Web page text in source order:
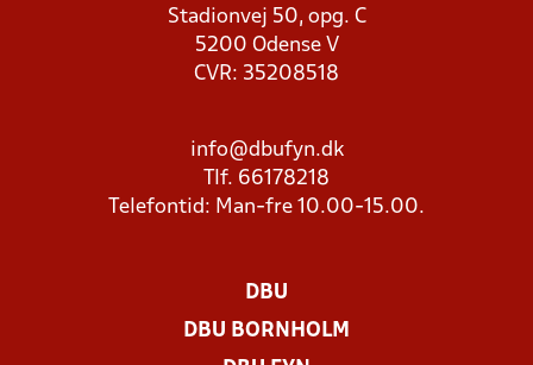
Stadionvej 50, opg. C
5200 Odense V
CVR: 35208518
info@dbufyn.dk
Tlf. 66178218
Telefontid: Man-fre 10.00-15.00.
DBU
DBU BORNHOLM